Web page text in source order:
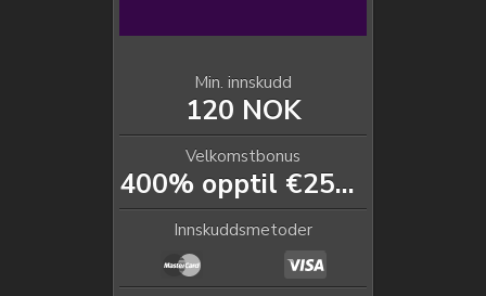
Min. innskudd
120 NOK
Velkomstbonus
400% opptil €2500 + 200 FS
Innskuddsmetoder